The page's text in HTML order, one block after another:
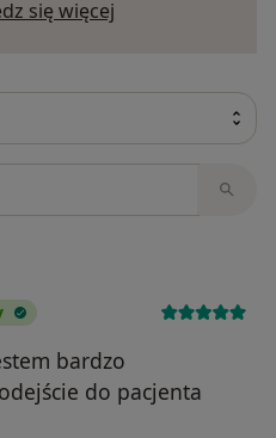
się więcej
bardzo
do pacjenta